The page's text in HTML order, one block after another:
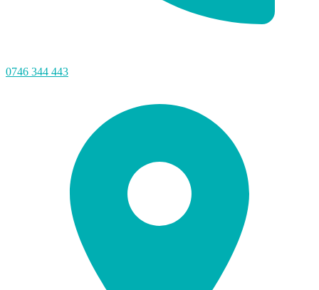
0746 344 443